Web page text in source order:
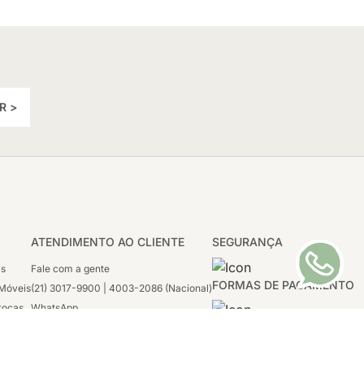
>
SEGURANÇA
FORMAS DE PAGAMENTO
ATENDIMENTO AO CLIENTE
Fale com a gente
(21) 3017-9900 | 4003-2086 (Nacional)
WhatsApp